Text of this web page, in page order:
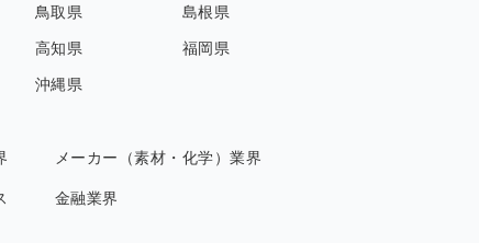
鳥取県 島根県
高知県 福岡県
沖縄県
メーカー（素材・化学）業界
金融業界